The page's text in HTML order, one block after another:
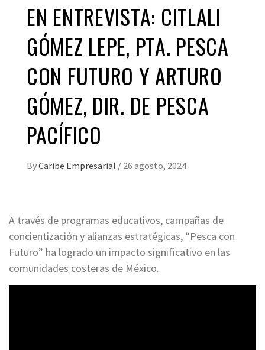
EN ENTREVISTA: CITLALI
GÓMEZ LEPE, PTA. PESCA
CON FUTURO Y ARTURO
GÓMEZ, DIR. DE PESCA
PACÍFICO
ByCaribe Empresarial / 26 agosto, 2024
A través de programas educativos, campañas de
concientización y alianzas estratégicas, “Pesca con
Futuro” ha logrado un impacto significativo en las
comunidades costeras de México.